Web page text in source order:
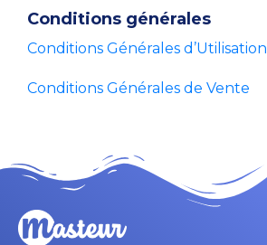
Conditions générales
Conditions Générales d’Utilisation
Conditions Générales de Vente